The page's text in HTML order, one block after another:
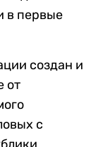
в первые
создан и
от
с